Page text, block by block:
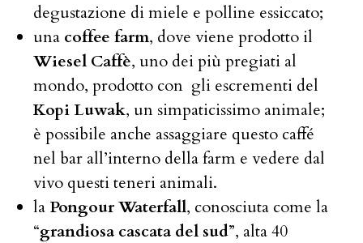
degustazione di miele e polline essiccato;
una coffee farm, dove viene prodotto il
Wiesel Caffè, uno dei più pregiati al
mondo, prodotto con gli escrementi del
Kopi Luwak, un simpaticissimo animale;
è possibile anche assaggiare questo caffé
nel bar all’interno della farm e vedere dal
vivo questi teneri animali.
la Pongour Waterfall, conosciuta come la
“grandiosa cascata del sud”, alta 40